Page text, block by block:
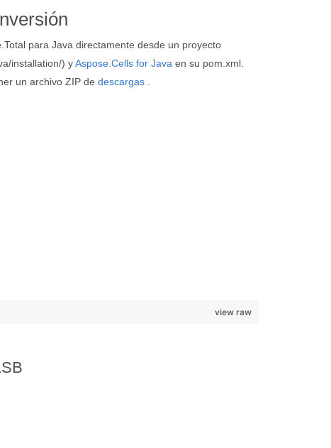
para Java directamente desde un proyecto
installation/) yAspose.Cells for Java en su pom.xml.
un archivo ZIP de descargas
view raw